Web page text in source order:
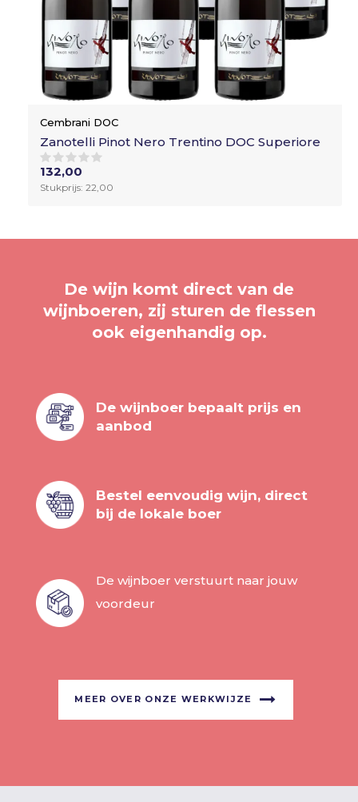
Cembrani DOC
Zanotelli Pinot Nero Trentino DOC Superiore
132,00
Stukprijs: 22,00
De wijn komt direct van de
wijnboeren, zij sturen de flessen
ook eigenhandig op.
De wijnboer bepaalt prijs en
aanbod
Bestel eenvoudig wijn, direct
bij de lokale boer
De wijnboer verstuurt naar jouw
voordeur
MEER OVER ONZE WERKWIJZE